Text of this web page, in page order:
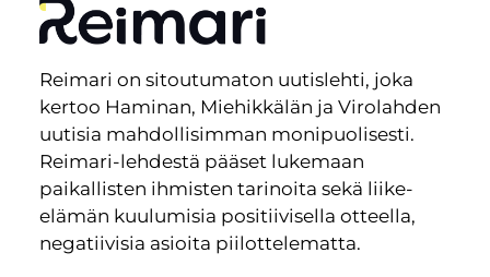
Reimari on sitoutumaton uutislehti, joka
kertoo Haminan, Miehikkälän ja Virolahden
uutisia mahdollisimman monipuolisesti.
Reimari-lehdestä pääset lukemaan
paikallisten ihmisten tarinoita sekä liike-
elämän kuulumisia positiivisella otteella,
negatiivisia asioita piilottelematta.